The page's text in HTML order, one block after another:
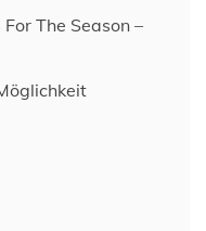
The Season –